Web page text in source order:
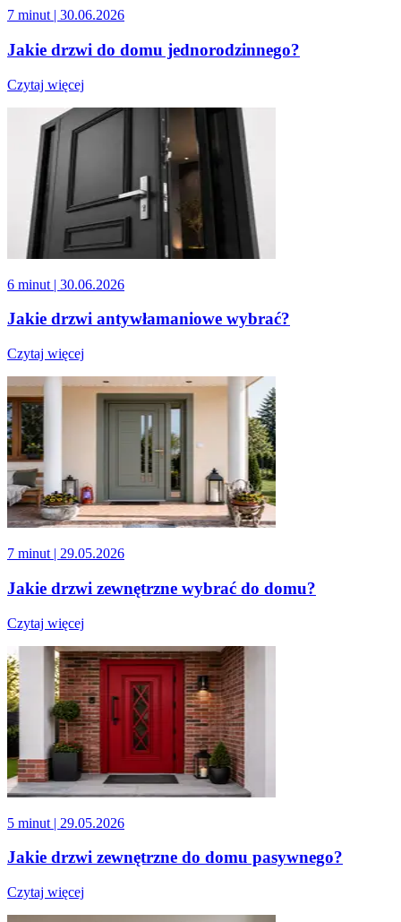
7 minut | 30.06.2026
Jakie drzwi do domu jednorodzinnego?
Czytaj więcej
6 minut | 30.06.2026
Jakie drzwi antywłamaniowe wybrać?
Czytaj więcej
7 minut | 29.05.2026
Jakie drzwi zewnętrzne wybrać do domu?
Czytaj więcej
5 minut | 29.05.2026
Jakie drzwi zewnętrzne do domu pasywnego?
Czytaj więcej